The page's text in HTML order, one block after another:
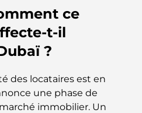
à Dubaï
plus chères jamais vendues
: Guide pour les parents
ce
t-il
?
des locataires est en
une phase de
immobilier. Un